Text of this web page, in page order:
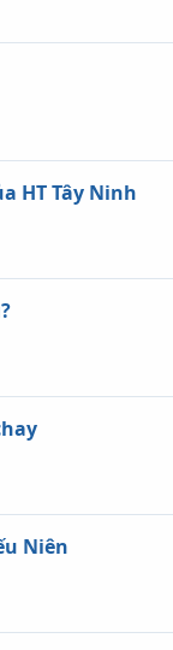
HT Tây Ninh
Niên